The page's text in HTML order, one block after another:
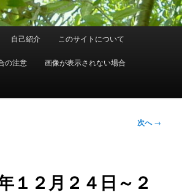
自己紹介 このサイトについて
の注意 画像が表示されない場合
次へ→
１２月２４日～２